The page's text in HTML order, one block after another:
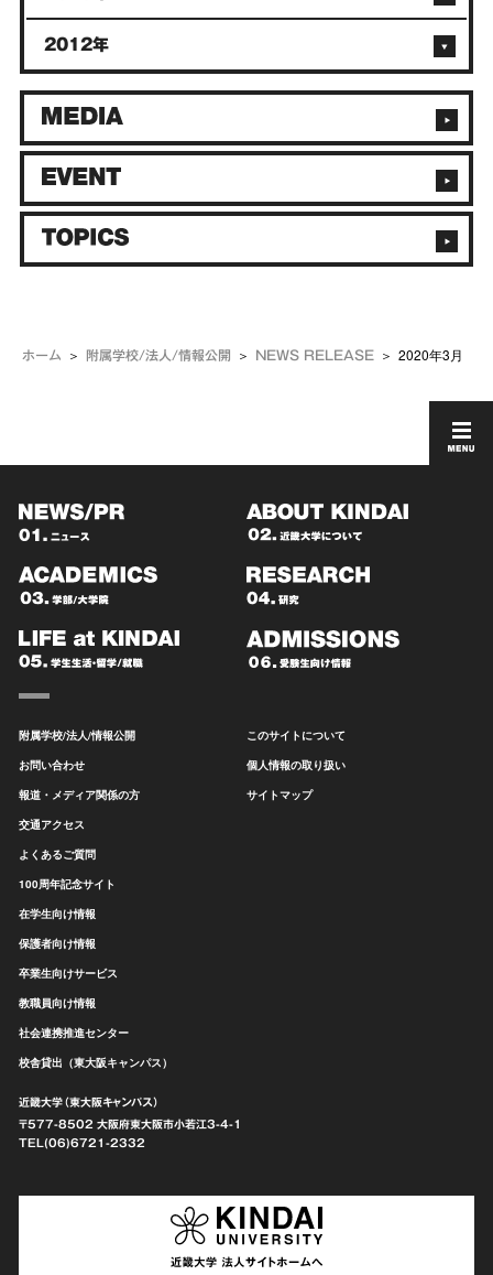
ホーム 附属学校/法人/情報公開 NEWS RELEASE 2020年3月
2012年
附属学校/法人/情報公開
お問い合わせ
報道・メディア関係の方
交通アクセス
よくあるご質問
100周年記念サイト
在学生向け情報
保護者向け情報
卒業生向けサービス
教職員向け情報
社会連携推進センター
校舎貸出（東大阪キャンパス）
このサイトについて
個人情報の取り扱い
サイトマップ
近畿大学（東大阪キャンパス）
〒577-8502 大阪府東大阪市小若江3-4-1
TEL(06)6721-2332